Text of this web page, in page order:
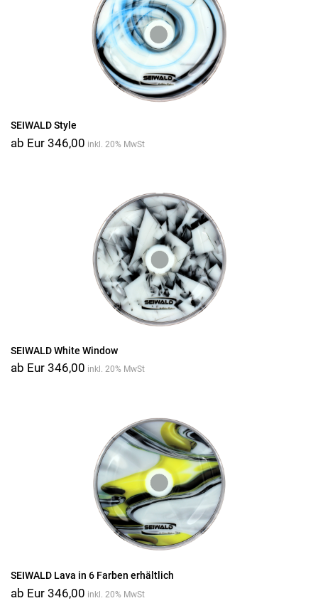
SEIWALD Style
ab Eur 346,00 inkl. 20% MwSt
SEIWALD White Window
ab Eur 346,00 inkl. 20% MwSt
SEIWALD Lava in 6 Farben erhältlich
ab Eur 346,00 inkl. 20% MwSt